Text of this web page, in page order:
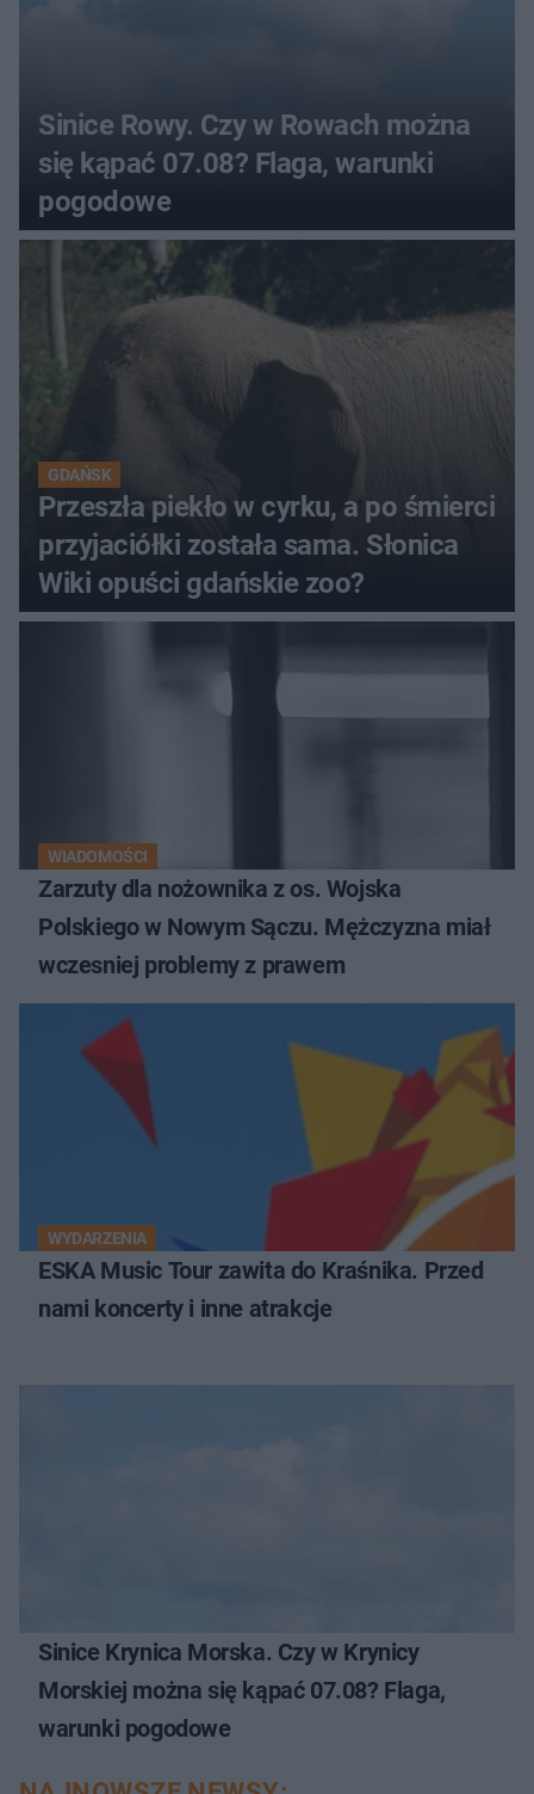
Sinice Rowy. Czy w Rowach można
się kąpać 07.08? Flaga, warunki
pogodowe
GDAŃSK
Przeszła piekło w cyrku, a po śmierci
przyjaciółki została sama. Słonica
Wiki opuści gdańskie zoo?
WIADOMOŚCI
Zarzuty dla nożownika z os. Wojska
Polskiego w Nowym Sączu. Mężczyzna miał
wczesniej problemy z prawem
WYDARZENIA
ESKA Music Tour zawita do Kraśnika. Przed
nami koncerty i inne atrakcje
Sinice Krynica Morska. Czy w Krynicy
Morskiej można się kąpać 07.08? Flaga,
warunki pogodowe